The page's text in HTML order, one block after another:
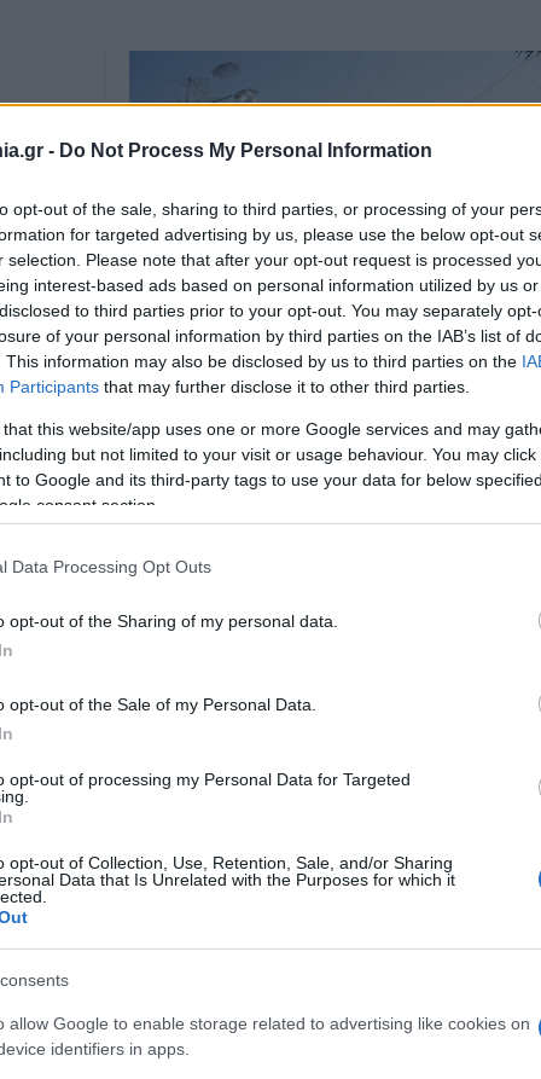
- Do Not Process My Personal Information
opt-out of the sale, sharing to third parties, or processing of your
for targeted advertising by us, please use the below opt-out
selection. Please note that after your opt-out request is processed
interest-based ads based on personal information utilized by us
to third parties prior to your opt-out. You may separately
of your personal information by third parties on the IAB’s list of
This information may also be disclosed by us to third parties on the
Participants that may further disclose it to other third parties.
that this website/app uses one or more Google services and may
but not limited to your visit or usage behaviour. You may
to Google and its third-party tags to use your data for below
consent section.
Data Processing Opt Outs
opt-out of the Sharing of my personal data.
opt-out of the Sale of my Personal Data.
opt-out of processing my Personal Data for Targeted
opt-out of Collection, Use, Retention, Sale, and/or Sharing
Data that Is Unrelated with the Purposes for which it
allow Google to enable storage related to advertising like cookies on
identifiers in apps.
Στην 9η Μπιενάλε συμμετέχουν περισσότεροι
το εξωτερικό, ανάμεσά τους οι Arthur Jafa,
Στέλιος Φαϊτάκης, αλλά και οι The Callas.
στον υπερρεαλισμό, τη ρωσική πρωτοπορία, την
Το πρόγραμμα περιλαμβάνει εκθέσεις,
δημόσιες παρεμβάσεις. Ξεχωρίζουν το μουσικό
σειρά δράσεων «Wayward Waters» με
Otherwise», που θα παρουσιάσει το πρώτο
αυτοοργανωμένων ομάδων.